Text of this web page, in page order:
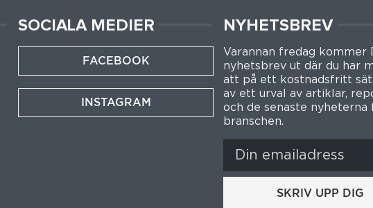
SOCIALA MEDIER
FACEBOOK
INSTAGRAM
NYHETSBREV
Varannan fredag kommer
nyhetsbrev ut där du har
att på ett kostnadsfritt
av ett urval av artiklar,
och de senaste nyheterna
branschen.
SKRIV UPP DIG